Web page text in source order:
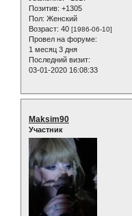
Позитив: +1305
Пол: Женский
Возраст: 40 [1986-06-10]
Провел на форуме:
1 месяц 3 дня
Последний визит:
03-01-2020 16:08:33
Maksim90
Участник